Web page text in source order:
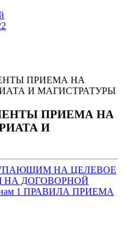
ПРИЕМА НА
И МАГИСТРАТУРЫ
ПРИЕМА НА
И
НА ЦЕЛЕВОЕ
ДОГОВОРНОЙ
1 ПРАВИЛА ПРИЕМА